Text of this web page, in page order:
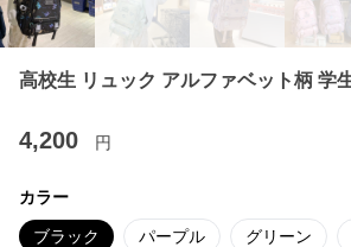
高校生 リュック アルファベット柄 学
4,200 円
カラー
ブラック パープル グリーン